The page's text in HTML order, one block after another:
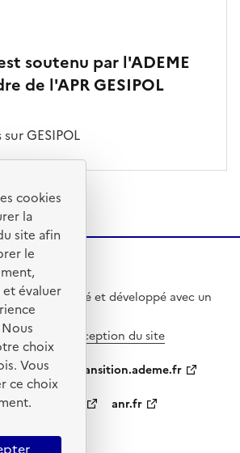
soutenu par l'ADEME
de l'APR GESIPOL
GESIPOL
a été pensé et développé avec un
sur l’écoconception du site
agirpourlatransition.ademe.fr
anr.fr
cookies
la
site afin
le
et évaluer
choix
Vous
ce choix